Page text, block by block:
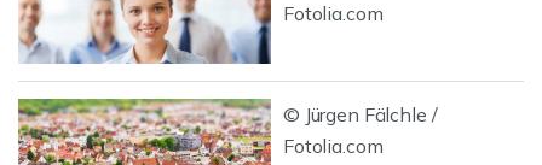
Fotolia.com
© Jürgen Fälchle /
Fotolia.com